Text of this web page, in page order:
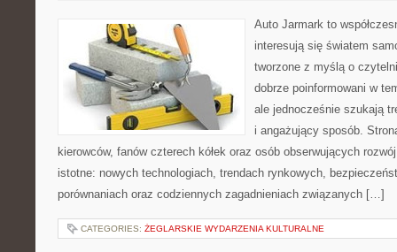
Auto Jarmark to
interesują się światem
tworzone z myślą o
dobrze poinformowani w
ale jednocześnie szukają
i angażujący sposób.
kierowców, fanów czterech kółek oraz osób obserwujących
istotne: nowych technologiach, trendach rynkowych,
porównaniach oraz codziennych zagadnieniach związanych […]
CATEGORIES: ŻEGLARSKIE WYDARZENIA KULTURALNE